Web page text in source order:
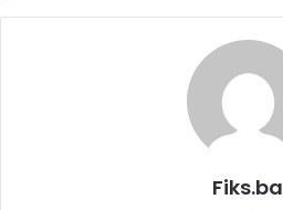
Fiks.ba